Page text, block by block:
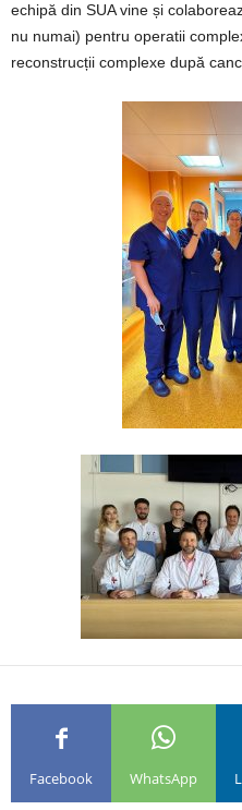
echipă din SUA vine și
nu numai) pentru operatii
reconstrucții complexe după
Facebook WhatsApp